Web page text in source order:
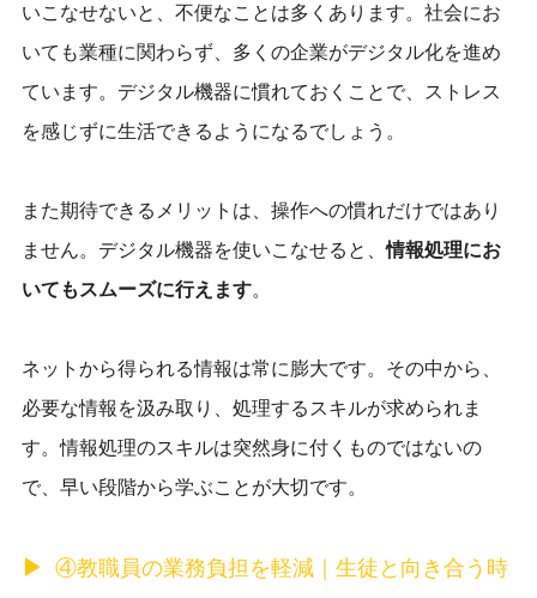
いこなせないと、不便なことは多くあります。社会にお
いても業種に関わらず、多くの企業がデジタル化を進め
ています。デジタル機器に慣れておくことで、ストレス
を感じずに生活できるようになるでしょう。
また期待できるメリットは、操作への慣れだけではあり
ません。デジタル機器を使いこなせると、情報処理にお
いてもスムーズに行えます。
ネットから得られる情報は常に膨大です。その中から、
必要な情報を汲み取り、処理するスキルが求められま
す。情報処理のスキルは突然身に付くものではないの
で、早い段階から学ぶことが大切です。
④教職員の業務負担を軽減｜生徒と向き合う時